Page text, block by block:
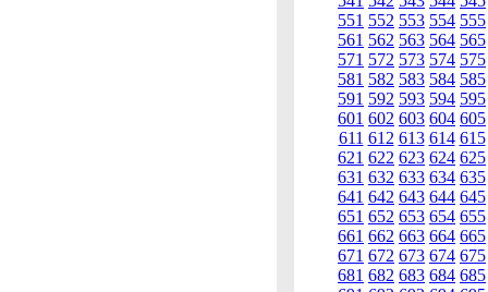
551 552 553 554 555
561 562 563 564 565
571 572 573 574 575
581 582 583 584 585
591 592 593 594 595
601 602 603 604 605
611 612 613 614 615
621 622 623 624 625
631 632 633 634 635
641 642 643 644 645
651 652 653 654 655
661 662 663 664 665
671 672 673 674 675
681 682 683 684 685